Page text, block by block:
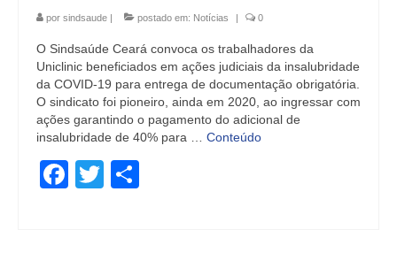
por sindsaude | postado em: Notícias | 0
O Sindsaúde Ceará convoca os trabalhadores da
Uniclinic beneficiados em ações judiciais da insalubridade
da COVID-19 para entrega de documentação obrigatória.
O sindicato foi pioneiro, ainda em 2020, ao ingressar com
ações garantindo o pagamento do adicional de
insalubridade de 40% para … Conteúdo
Facebook
Twitter